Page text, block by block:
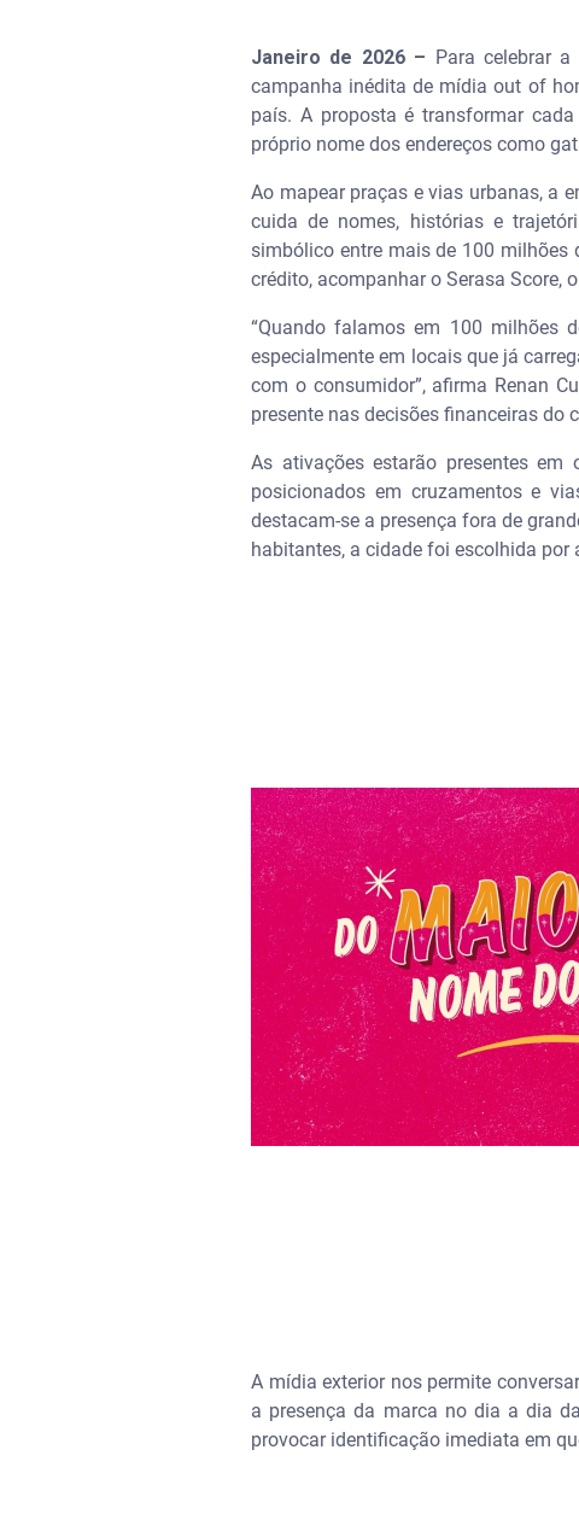
Janeiro de 2026 – Para celebrar
campanha inédita de mídia out of
país. A proposta é transformar
próprio nome dos endereços como
Ao mapear praças e vias urbanas, a
cuida de nomes, histórias e
simbólico entre mais de 100 milhões
crédito, acompanhar o Serasa Score,
“Quando falamos em 100 milhões
especialmente em locais que já
com o consumidor”, afirma Renan
presente nas decisões financeiras do
As ativações estarão presentes em
posicionados em cruzamentos e
destacam-se a presença fora de
habitantes, a cidade foi escolhida
A mídia exterior nos permite
a presença da marca no dia a dia
provocar identificação imediata em